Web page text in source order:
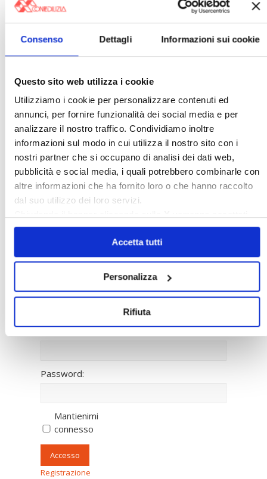
Consenso Dettagli Informazioni sui cookie
Questo sito web utilizza i cookie
Utilizziamo i cookie per personalizzare contenuti ed
annunci, per fornire funzionalità dei social media e per
analizzare il nostro traffico. Condividiamo inoltre
informazioni sul modo in cui utilizza il nostro sito con i
nostri partner che si occupano di analisi dei dati web,
pubblicità e social media, i quali potrebbero combinarle con
altre informazioni che ha fornito loro o che hanno raccolto
dal suo utilizzo dei loro servizi.
solo i cookie necessari.
Accetta tutti
Personalizza
Rifiuta
〉 Sedi Territoriali
〉 Accesso all’area riservata
Nome utente:
Password:
Mantienimi
connesso
Accesso
Registrazione